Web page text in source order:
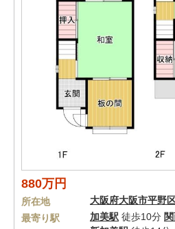
880万円
所在地 大阪府大阪市平野
最寄り駅
加美駅 徒歩10分